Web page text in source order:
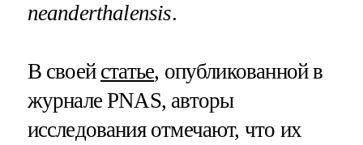
neanderthalensis.
В своей статье, опубликованной в
журнале PNAS, авторы
исследования отмечают, что их